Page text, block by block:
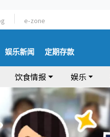
e-zone
娱乐新闻 定期存款
饮食情报 娱乐